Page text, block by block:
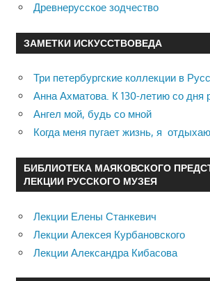
Древнерусское зодчество
ЗАМЕТКИ ИСКУССТВОВЕДА
Три петербургские коллекции в
Анна Ахматова. К 130-летию со дня
Ангел мой, будь со мной
Когда меня пугает жизнь, я
БИБЛИОТЕКА МАЯКОВСКОГО
ЛЕКЦИИ РУССКОГО МУЗЕЯ
Лекции Елены Станкевич
Лекции Алексея Курбановского
Лекции Александра Кибасова